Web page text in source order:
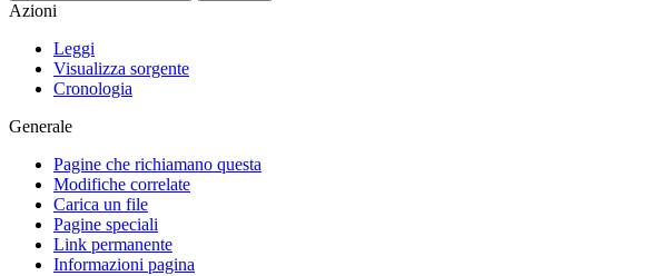
Azioni
Leggi
Visualizza sorgente
Cronologia
Generale
Pagine che richiamano questa
Modifiche correlate
Carica un file
Pagine speciali
Link permanente
Informazioni pagina